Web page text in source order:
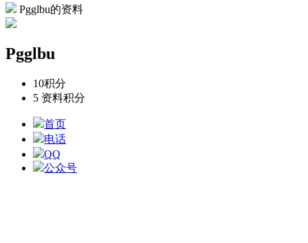
Pgglbu的资料
Pgglbu
10积分
5 资料积分
首页
电话
QQ
公众号